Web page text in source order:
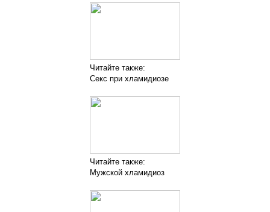
Читайте также:
Секс при хламидиозе
Читайте также:
Мужской хламидиоз